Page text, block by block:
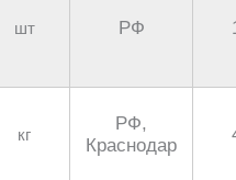
шт РФ
кг
РФ,
Краснодар